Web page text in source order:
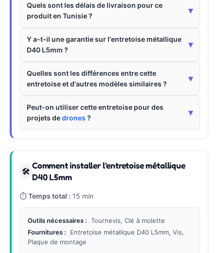
Quels sont les délais de livraison pour ce
produit en Tunisie ?
▾
Y a-t-il une garantie sur l'entretoise métallique
D40 L5mm ?
▾
Quelles sont les différences entre cette
entretoise et d'autres modèles similaires ?
▾
Peut-on utiliser cette entretoise pour des
projets dedrones ?
▾
🛠
Comment installer l'entretoise métallique
D40 L5mm
⏱Temps total : 15 min
Outils nécessaires : Tournevis, Clé à molette
Fournitures :
Entretoise métallique D40 L5mm, Vis,
Plaque de montage